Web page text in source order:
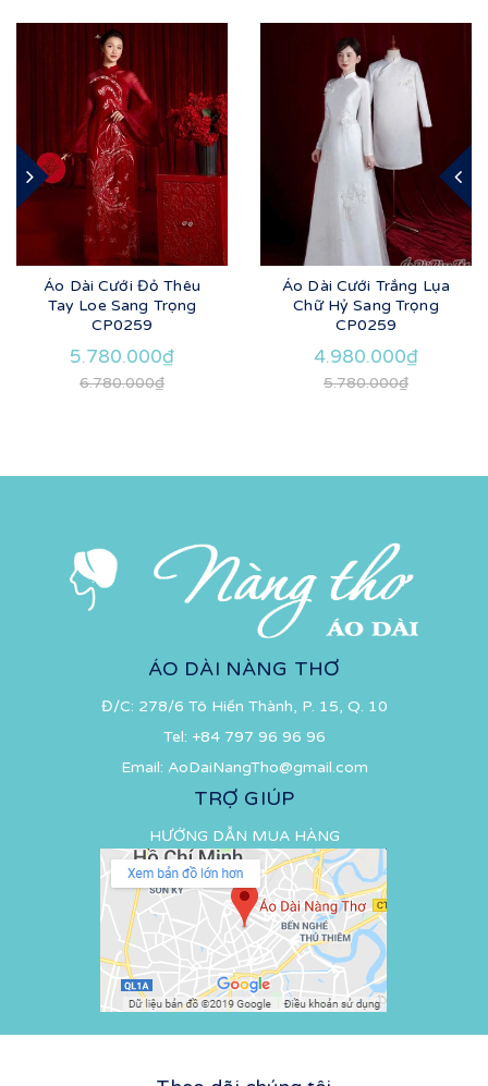
Áo Dài Cưới Đỏ Thêu
Tay Loe Sang Trọng
CP0259
5.780.000₫
6.780.000₫
Áo Dài Cưới Trắng Lụa
Chữ Hỷ Sang Trọng
CP0259
4.980.000₫
5.780.000₫
ÁO DÀI NÀNG THƠ
Đ/C: 278/6 Tô Hiến Thành, P. 15, Q. 10
Tel: +84 797 96 96 96
Email: AoDaiNangTho@gmail.com
TRỢ GIÚP
HƯỚNG DẪN MUA HÀNG